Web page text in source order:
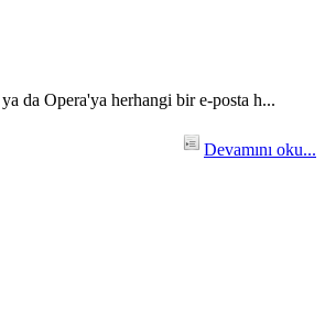
da Opera'ya herhangi bir e-posta h...
Devamını oku...